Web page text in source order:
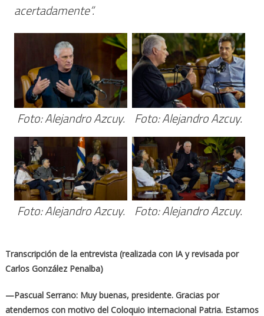
acertadamente”.
Foto: Alejandro Azcuy. Foto: Alejandro Azcuy.
Foto: Alejandro Azcuy. Foto: Alejandro Azcuy.
Transcripción de la entrevista (realizada con IA y revisada por
Carlos González Penalba)
—Pascual Serrano: Muy buenas, presidente. Gracias por
atendernos con motivo del Coloquio internacional Patria. Estamos